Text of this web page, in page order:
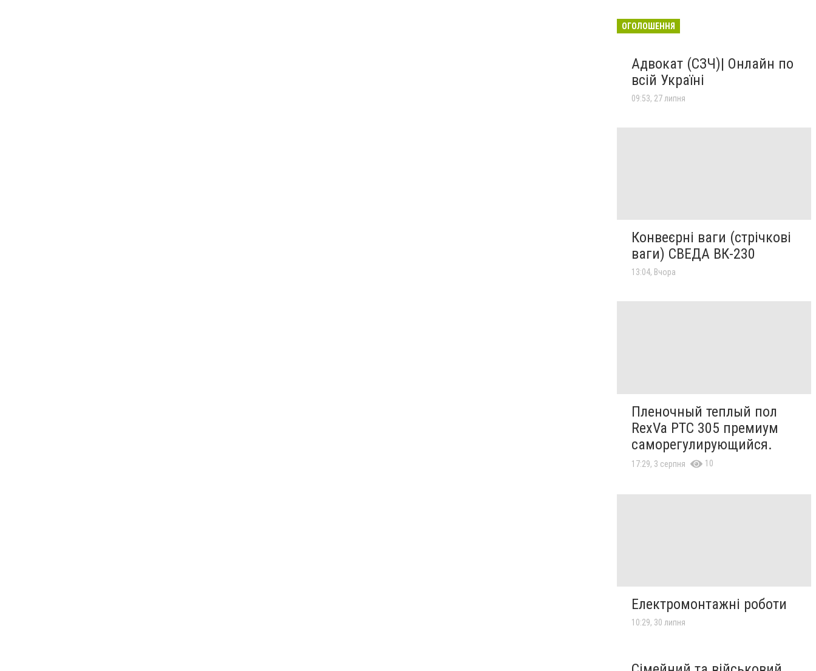
ОГОЛОШЕННЯ
Адвокат (СЗЧ)| Онлайн по
всій Україні
09:53, 27 липня
Конвеєрні ваги (стрічкові
ваги) СВЕДА ВК-230
13:04, Вчора
Пленочный теплый пол
RexVa PTC 305 премиум
саморегулирующийся.
17:29, 3 серпня 10
Електромонтажні роботи
10:29, 30 липня